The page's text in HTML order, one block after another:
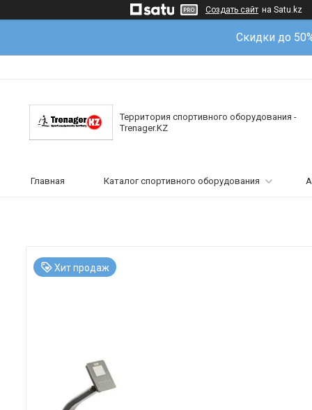
Создать сайт на Satu.kz
Скидки до
Территория спортивного оборудования -
Trenager.KZ
Главная Каталог спортивного оборудования
Хит продаж